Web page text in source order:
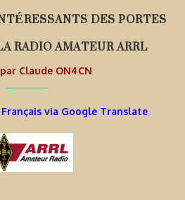
DES PORTES
RADIO AMATEUR ARRL
Claude ON4CN
via Google Translate